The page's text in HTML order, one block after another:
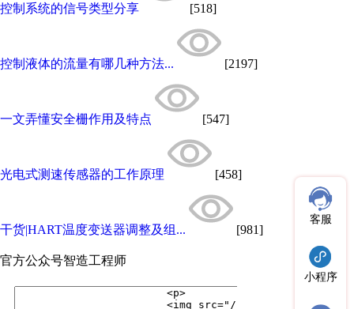
控制系统的信号类型分享 [518]
控制液体的流量有哪几种方法... [2197]
一文弄懂安全栅作用及特点 [547]
光电式测速传感器的工作原理 [458]
干货|HART温度变送器调整及组... [981]
官方公众号智造工程师
客服
小程序